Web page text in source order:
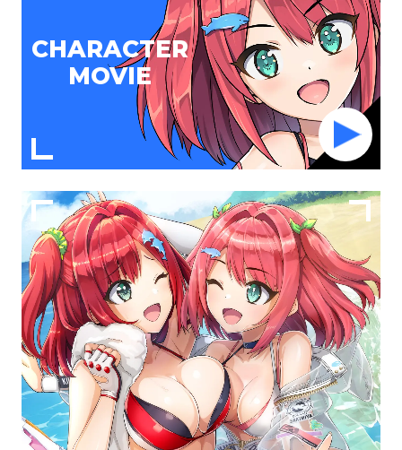
CHARACTER
MOVIE